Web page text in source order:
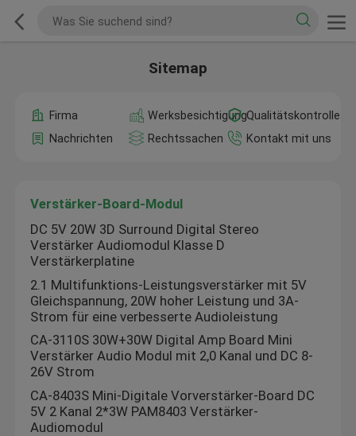
Sitemap
Firma WerksbesichtigungQualitätskontrolle
Nachrichten
Rechtssachen Kontakt mit uns
Verstärker-Board-Modul
DC 5V 20W 3D Surround Digital Stereo
Verstärker Audiomodul Klasse D
Verstärkerplatine
2.1 Multifunktions-Leistungsverstärker mit 5V
Gleichspannung, 20W hoher Leistung und 3A-
Strom für eine verbesserte Audioleistung
CA-3110S 30W+30W Digital Amp Board Mini
Verstärker Audio Modul mit 2,0 Kanal und DC 8-
26V Strom
CA-8403S Mini-Digitale Vorverstärker-Board DC
5V 2 Kanal 2*3W PAM8403 Verstärker-
Audiomodul